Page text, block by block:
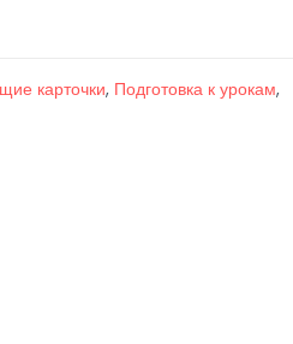
карточки, Подготовка к урокам,